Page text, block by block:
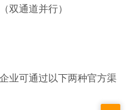
双通道并行）
业可通过以下两种官方渠